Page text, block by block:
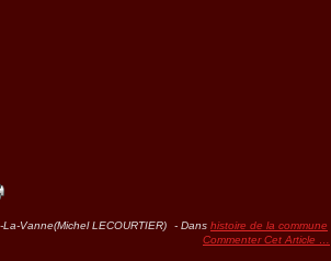
Vanne(Michel LECOURTIER) - Dans histoire de la commune
Commenter Cet Article